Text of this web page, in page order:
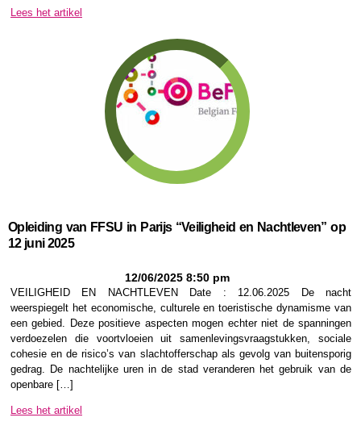
Lees het artikel
Opleiding van FFSU in Parijs “Veiligheid en Nachtleven” op
12 juni 2025
12/06/2025 8:50 pm
VEILIGHEID EN NACHTLEVEN Date : 12.06.2025 De nacht
weerspiegelt het economische, culturele en toeristische dynamisme van
een gebied. Deze positieve aspecten mogen echter niet de spanningen
verdoezelen die voortvloeien uit samenlevingsvraagstukken, sociale
cohesie en de risico’s van slachtofferschap als gevolg van buitensporig
gedrag. De nachtelijke uren in de stad veranderen het gebruik van de
openbare […]
Lees het artikel